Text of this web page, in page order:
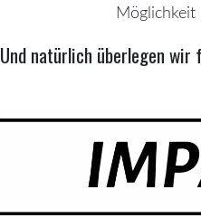
Möglichkeit
Und natürlich überlegen wir